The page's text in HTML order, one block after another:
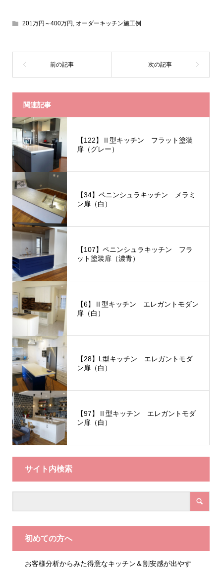
201万円～400万円, オーダーキッチン施工例
関連記事
【122】Ⅱ型キッチン フラット塗装
扉（グレー）
【34】ペニンシュラキッチン メラミ
ン扉（白）
【107】ペニンシュラキッチン フラ
ット塗装扉（濃青）
【6】Ⅱ型キッチン エレガントモダン
扉（白）
【28】L型キッチン エレガントモダ
ン扉（白）
【97】Ⅱ型キッチン エレガントモダ
ン扉（白）
サイト内検索
初めての方へ
お客様分析からみた得意なキッチン＆割安感が出やす